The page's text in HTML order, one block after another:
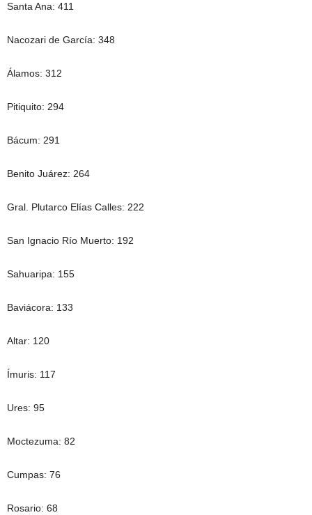
Santa Ana: 411
Nacozari de García: 348
Álamos: 312
Pitiquito: 294
Bácum: 291
Benito Juárez: 264
Gral. Plutarco Elías Calles: 222
San Ignacio Río Muerto: 192
Sahuaripa: 155
Baviácora: 133
Altar: 120
Ímuris: 117
Ures: 95
Moctezuma: 82
Cumpas: 76
Rosario: 68